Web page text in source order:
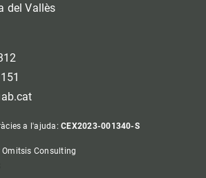
del Vallès
a l'ajuda:CEX2023-001340-S
Consulting